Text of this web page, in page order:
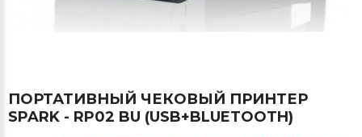
ПОРТАТИВНЫЙ ЧЕКОВЫЙ ПРИНТЕР
SPARK - RP02 BU (USB+BLUETOOTH)